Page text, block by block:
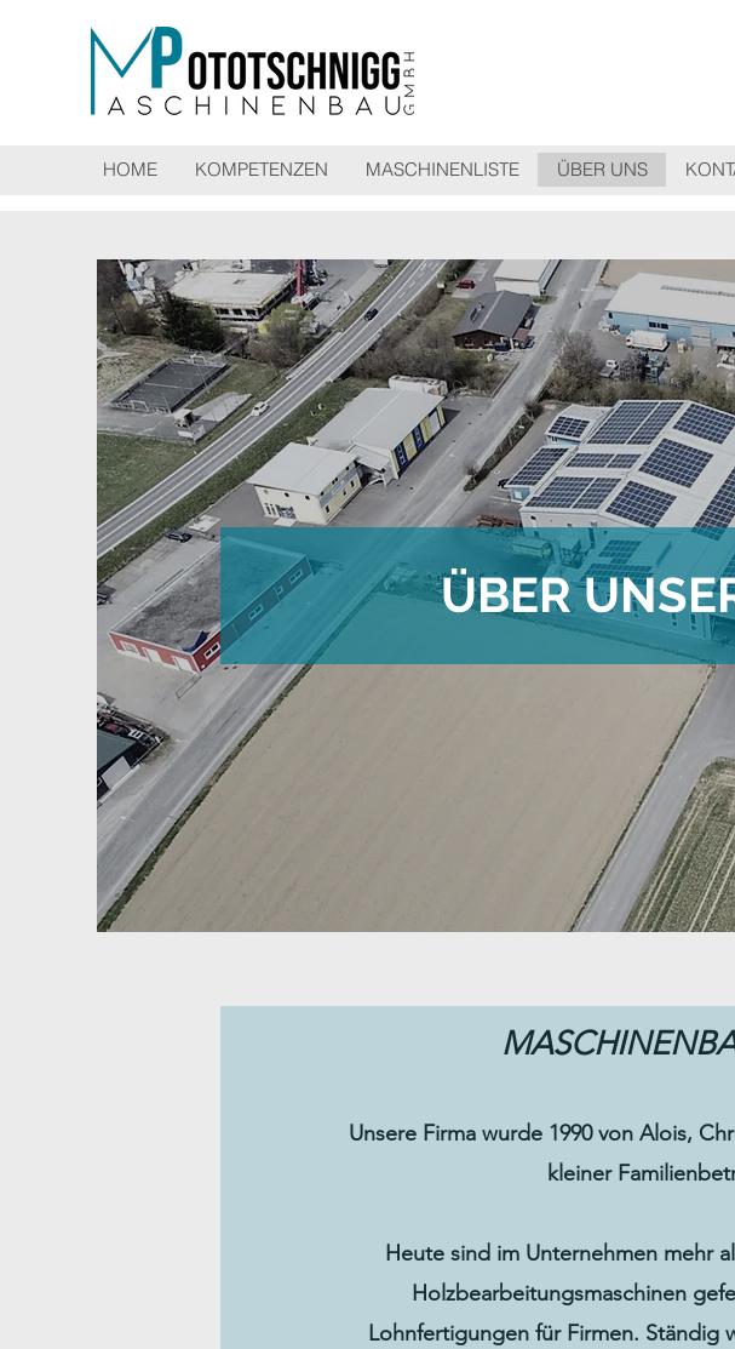
HOME KOMPETENZEN MASCHINENLISTE ÜBER UNS
ÜBER
Unsere Firma wurde 1990 von Alois,
kleiner
Heute sind im Unternehmen mehr
Holzbearbeitungsmaschinen
Lohnfertigungen für Firmen. Ständig